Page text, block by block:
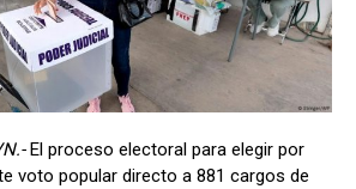
El proceso electoral para elegir por
voto popular directo a 881 cargos de